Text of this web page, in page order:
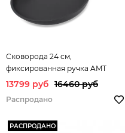
Сковорода 24 см,
фиксированная ручка AMT
арт.AMT I-424FIX
13799 руб 16460 руб
Распродано
РАСПРОДАНО